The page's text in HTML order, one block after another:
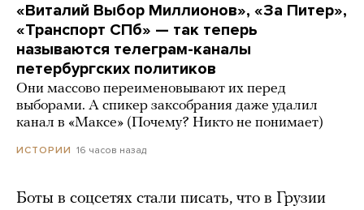
«Виталий Выбор Миллионов», «За Питер»,
«Транспорт СПб» — так теперь
называются телеграм-каналы
петербургских политиков
Они массово переименовывают их перед
выборами. А спикер заксобрания даже удалил
канал в «Максе» (Почему? Никто не понимает)
ИСТОРИИ 16 часов назад
Боты в соцсетях стали писать, что в Грузии